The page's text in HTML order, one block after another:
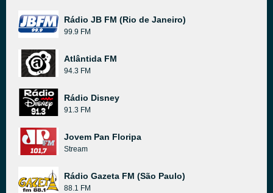
Rádio JB FM (Rio de Janeiro)
99.9 FM
Atlântida FM
94.3 FM
Rádio Disney
91.3 FM
Jovem Pan Floripa
Stream
Rádio Gazeta FM (São Paulo)
88.1 FM